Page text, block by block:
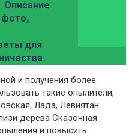
Описание
фото,
для
и получения более
такие опылители,
Лада, Левиятан.
дерева Сказочная
и повысить